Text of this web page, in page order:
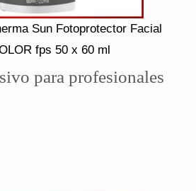
Sun Fotoprotector Facial
fps 50 x 60 ml
para profesionales